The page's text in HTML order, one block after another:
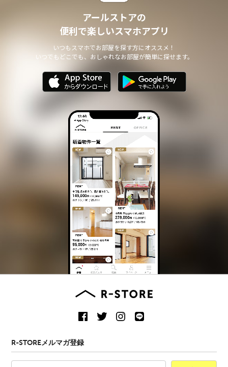
アールストアの
便利で楽しいスマホアプリ
いつもスマホでお部屋を探す方にオススメ！
いつでもどこでも、おしゃれなお部屋が簡単に探せます。
R-STOREメルマガ登録